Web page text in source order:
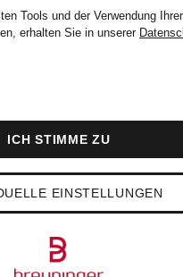
€
Tools und der Verwendung
erhalten Sie in unserer
EINSTELLUNGEN
ICH STIMME ZU